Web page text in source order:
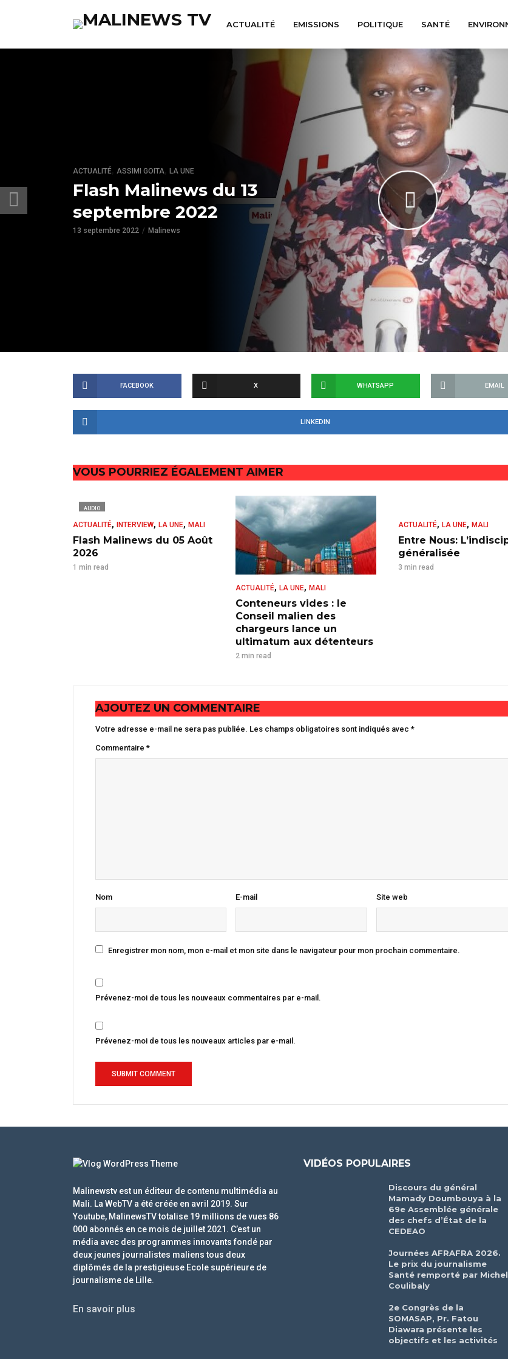
ACTUALITÉ EMISSIONS POLITIQUE SANTÉ
ACTUALITÉ ASSIMI GOITA LA UNE
Flash Malinews du 13
septembre 2022
13 septembre 2022 Malinews
FACEBOOK X WHATSAPP EMAIL
LINKEDIN
VOUS POURRIEZ ÉGALEMENT AIMER
AUDIO
ACTUALITÉ, INTERVIEW, LA UNE, MALI
Flash Malinews du 05 Août
2026
1 min read
ACTUALITÉ, LA UNE, MALI
Conteneurs vides : le
Conseil malien des
chargeurs lance un
ultimatum aux détenteurs
2 min read
ACTUALITÉ, LA UNE, MALI
Entre Nous:
généralisée
3 min read
AJOUTEZ UN COMMENTAIRE
Votre adresse e-mail ne sera pas publiée. Les champs obligatoires sont indiqués avec *
Commentaire *
Nom E-mail Site web
Enregistrer mon nom, mon e-mail et mon site dans le navigateur pour mon prochain commentaire.
Prévenez-moi de tous les nouveaux commentaires par e-mail.
Prévenez-moi de tous les nouveaux articles par e-mail.
Malinewstv est un éditeur de contenu multimédia au
Mali. La WebTV a été créée en avril 2019. Sur
Youtube, MalinewsTV totalise 19 millions de vues 86
000 abonnés en ce mois de juillet 2021. C’est un
média avec des programmes innovants fondé par
deux jeunes journalistes maliens tous deux
diplômés de la prestigieuse Ecole supérieure de
journalisme de Lille.
En savoir plus
VIDÉOS POPULAIRES
Discours du général
Mamady Doumbouya à la
69e Assemblée générale
des chefs d’État de la
CEDEAO
Journées AFRAFRA 2026.
Le prix du journalisme
Santé remporté par Michel
Coulibaly
2e Congrès de la
SOMASAP, Pr. Fatou
Diawara présente les
objectifs et les activités